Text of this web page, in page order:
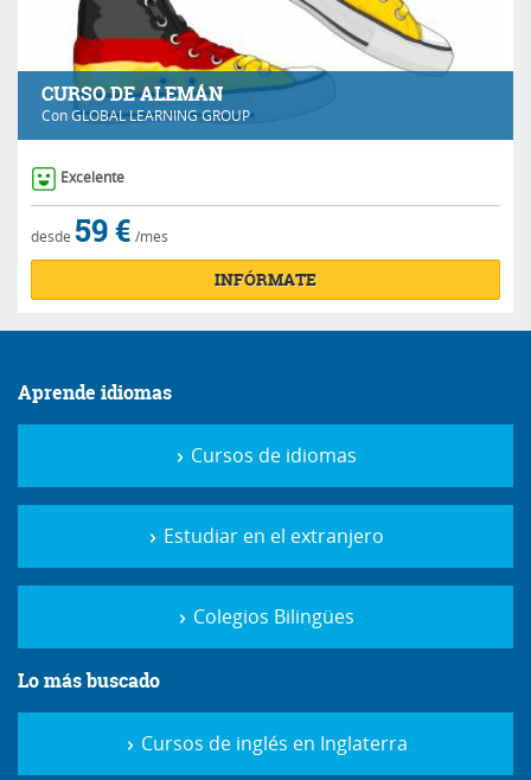
CURSO DE ALEMÁN
ConGLOBAL LEARNING GROUP
Excelente
desde 59 € /mes
INFÓRMATE
Aprende idiomas
Cursos de idiomas
Estudiar en el extranjero
Colegios Bilingües
Lo más buscado
Cursos de inglés en Inglaterra